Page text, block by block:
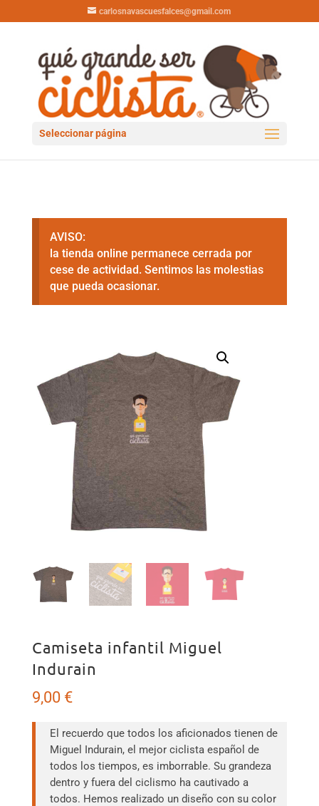
carlosnavascuesfalces@gmail.com
Seleccionar página
AVISO:
la tienda online permanece cerrada por
cese de actividad. Sentimos las molestias
que pueda ocasionar.
Camiseta infantil Miguel
Indurain
9,00 €
El recuerdo que todos los aficionados tienen de
Miguel Indurain, el mejor ciclista español de
todos los tiempos, es imborrable. Su grandeza
dentro y fuera del ciclismo ha cautivado a
todos. Hemos realizado un diseño con su color